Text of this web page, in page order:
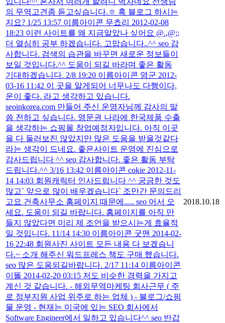
의 무역고견좀 듣고싶습니다.ㅎ 혹 블로그 하시는
지요? 1/25 13:57 이름아이콘 무쵸리 2012-02-08
18:23 이런 사이트를 왜 지금알았나 싶어요 @.,@;;
더 열심히 공부 하겠습니다. 고맙습니다..^^ seo 감
사합니다. 검색의 습관을 바꾸면 새로운 정보들이
보일 것입니다.^^ 도움이 되길 바라며 좋은 활동
기대하겠습니다. 2/8 19:20 이름아이콘 염군 2012-
03-16 11:42 이 곳을 알게되어 너무나도 다행이다,
운이 좋다. 라고 생각하고 있습니다.
seoinkorea.com 만들어 주신 운영자님께 감사의 말
씀 전하고 싶습니다. 영문권 나라에 한국제품 수출
을 생각하는 쇼핑몰 창업예정자입니다. 아직 이곳
을 다 둘러보진 않았지만 많은 도움을 받을것같다
라는 생각이 드네요. 좋은사이트 운영에 진심으로
감사드립니다 ^^ seo 감사합니다. 좋은 활동 부탁
드립니다.^^ 3/16 13:42 이름아이콘 cokie 2012-11-
14 14:03 회원캐릭터 인사드립니다 ^^ 궁금한 것도
많고` 앞으로 많이 배우겠습니다` 조만간 문의드리
고요 건축사무소 홈페이지 때문에..... seo 어서 오
세요. 도움이 되길 바랍니다. 홈페이지를 아직 만
들지 않았다면 미리 제 조언을 받으시는게 효율적
일 것입니다. 11/14 14:30 이름아이콘 굿맨 2014-02-
16 22:48 회원사진 사이트 모든 내용 다 보겠습니
다.~ 소개 해주신 워드프레스 책도 구매 했습니다.
seo 많은 도움되길바랍니다. 2/17 11:14 이름아이콘
이똘 2014-02-20 03:15 저도 비슷한 경력을 가지고
계신 것 같습니다. - 해외무역마케팅 회사근무 ( 주
로 정부지원 사업 위주로 하는 업체 ) - 블로그/쇼핑
물 운영 - 현재는 미국에 있는 SEO 회사에서
Software Engineer에서 일하고 있습니다^^ seo 반갑
2018.10.18